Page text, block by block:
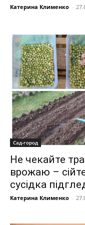
Катерина Клименко -
Сад-город
Не чекайте
врожаю –
сусідка
Катерина Клименко -